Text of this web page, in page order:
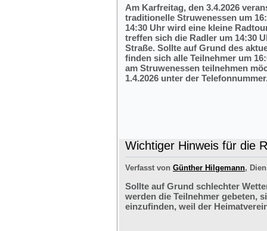
Am Karfreitag, den 3.4.2026
traditionelle Struwenessen um
14:30 Uhr wird eine kleine
treffen sich die Radler um 14:30
Straße. Sollte auf Grund des
finden sich alle Teilnehmer um
am Struwenessen teilnehmen
1.4.2026 unter der
Wichtiger Hinweis für die
Verfasst von Günther Hilgemann,
Sollte auf Grund schlechter
werden die Teilnehmer gebeten,
einzufinden, weil der